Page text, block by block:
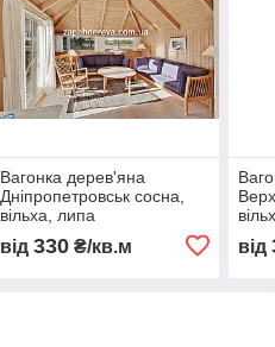
Вагонка дерев'яна
Дніпропетровськ сосна,
вільха, липа
від 330₴/кв.м від